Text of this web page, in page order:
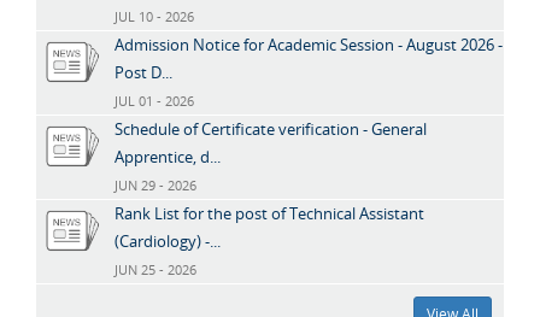
JUL 10 - 2026
Admission Notice for Academic Session - August 2026 -
Post D...
JUL 01 - 2026
Schedule of Certificate verification - General
Apprentice, d...
JUN 29 - 2026
Rank List for the post of Technical Assistant
(Cardiology) -...
JUN 25 - 2026